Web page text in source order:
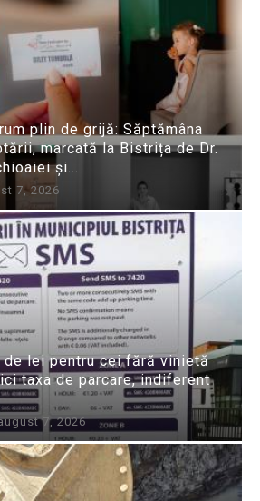
plin de grijă: Săptămâna
marcată la Bistrița de Dr.
și...
7, 2026
de lei pentru cei fără vinietă
taxa de parcare, indiferent
7, 2026